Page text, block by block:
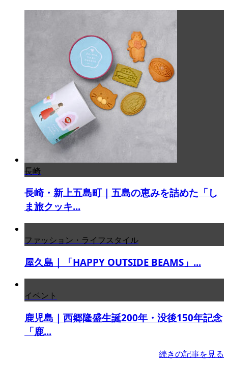
長崎
長崎・新上五島町｜五島の恵みを詰めた「し
ま旅クッキ...
ファッション・ライフスタイル
屋久島｜「HAPPY OUTSIDE BEAMS」...
イベント
鹿児島｜西郷隆盛生誕200年・没後150年記念
「鹿...
続きの記事を見る